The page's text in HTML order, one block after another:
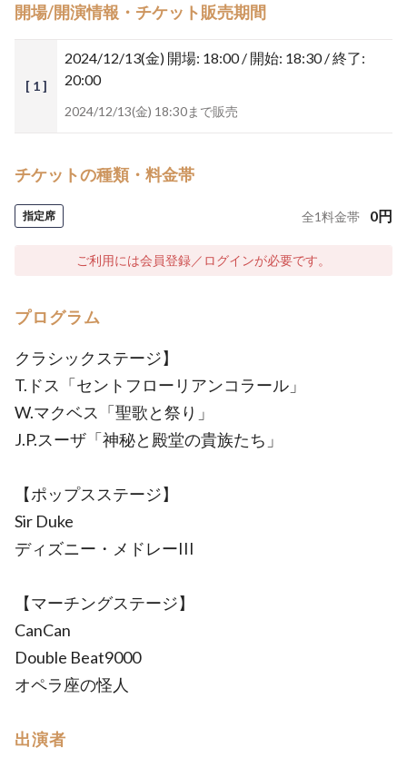
開場/開演情報・チケット販売期間
[ 1 ]
2024/12/13(金) 開場: 18:00 / 開始: 18:30 / 終了:
20:00
2024/12/13(金) 18:30まで販売
チケットの種類・料金帯
指定席 全1料金帯 0円
ご利用には会員登録／ログインが必要です。
プログラム
クラシックステージ】
T.ドス「セントフローリアンコラール」
W.マクベス「聖歌と祭り」
J.P.スーザ「神秘と殿堂の貴族たち」
【ポップスステージ】
Sir Duke
ディズニー・メドレーIII
【マーチングステージ】
CanCan
Double Beat9000
オペラ座の怪人
出演者